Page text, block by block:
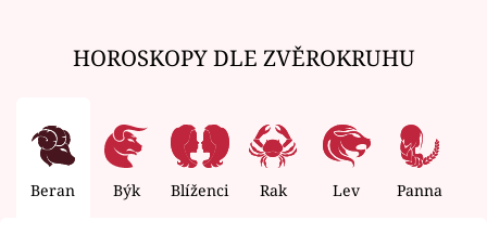
HOROSKOPY DLE ZVĚROKRUHU
Beran Býk Blíženci Rak Lev Panna